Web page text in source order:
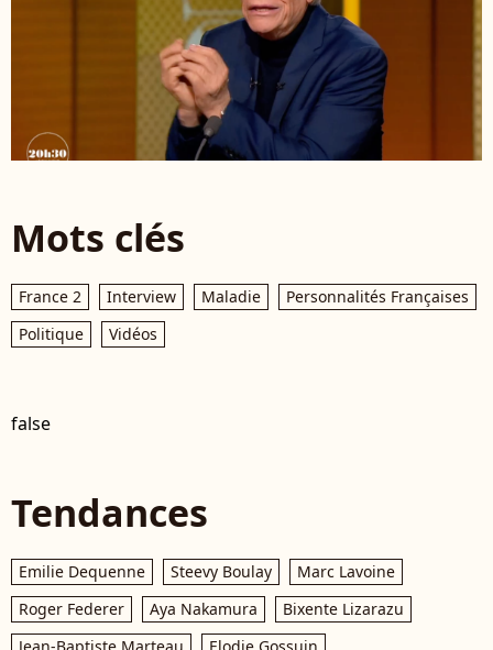
Mots clés
France 2 Interview Maladie
Personnalités Françaises
Politique
Vidéos
false
Tendances
Emilie Dequenne Steevy Boulay
Marc Lavoine
Roger Federer
Aya Nakamura
Bixente Lizarazu